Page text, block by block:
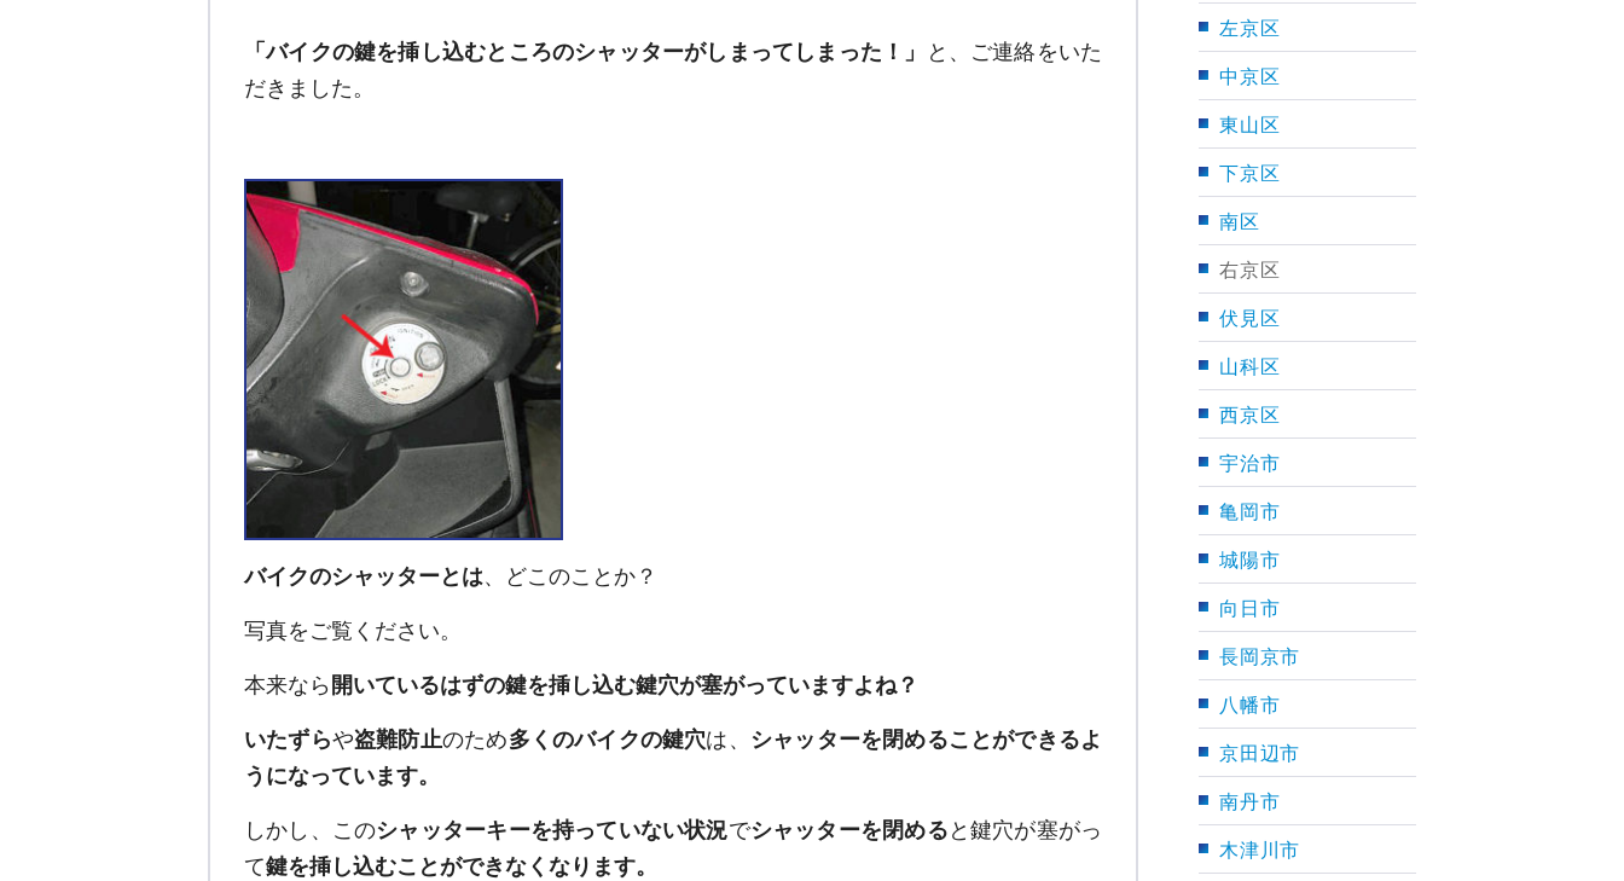
「バイクの鍵を挿し込むところのシャッターがしまってしまった！ 」
と、ご連絡をいた
だきました。
バイクのシャッターとは、どこのことか？
写真をご覧ください。
本来なら 開いているはずの鍵を挿し込む鍵穴が塞がっていますよね？
いたずらや盗難防止のため多くのバイクの鍵穴は、
シャッターを閉めることができるよ
うになっています。
しかし、このシャッターキーを持っていない状況でシャッターを閉める と鍵穴が塞がっ
て鍵を挿し込むことができなくなります。
左京区
中京区
東山区
下京区
南区
右京区
伏見区
山科区
西京区
宇治市
亀岡市
城陽市
向日市
長岡京市
八幡市
京田辺市
南丹市
木津川市